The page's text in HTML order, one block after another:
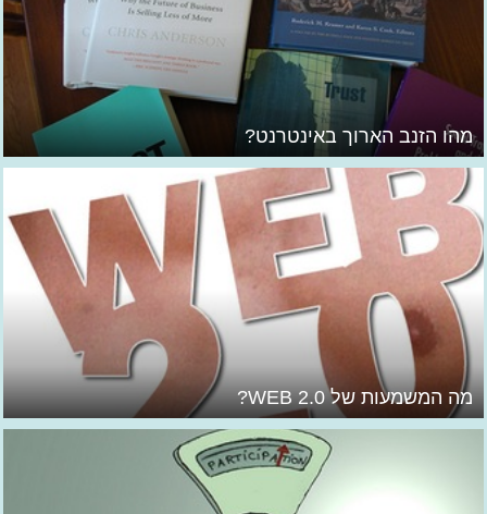
מהו הזנב הארוך באינטרנט?
מה המשמעות של WEB 2.0?